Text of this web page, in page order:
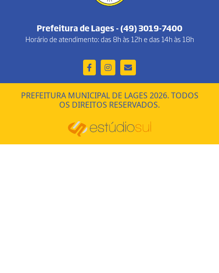
Prefeitura de Lages - (49) 3019-7400
Horário de atendimento: das 8h às 12h e das 14h às 18h
PREFEITURA MUNICIPAL DE LAGES 2026. TODOS
OS DIREITOS RESERVADOS.